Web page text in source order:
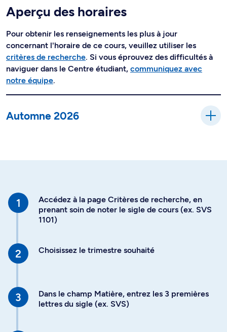
Aperçu des horaires
Pour obtenir les renseignements les plus à jour
concernant l'horaire de ce cours, veuillez utiliser les
critères de recherche. Si vous éprouvez des difficultés à
naviguer dans le Centre étudiant, communiquez avec
notre équipe.
Automne 2026
Accédez à la page Critères de recherche, en
prenant soin de noter le sigle de cours (ex. SVS
1101)
Choisissez le trimestre souhaité
Dans le champ Matière, entrez les 3 premières
lettres du sigle (ex. SVS)